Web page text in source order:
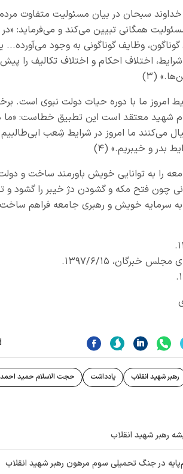
سبحان در بیان مسئولیت متفاوت
همگانی تبیین می‌کند و می‌فرماید:
وظایف گوناگونی به وجود می‌آورده... یک
اختلاف احکام و اختلاف تکالیف را
(۳)
امروز ما با دوره حیات دولت نبوی است.
شهید معتقد است این تطبیق خطاست: «ما
می‌کنند ما امروز در شرایط شِعب
بدر و خیبریم.» (۴)
را به توانایی خویش باورمند ساخت و
چون فتح مکه و گشودن دژ خیبر را گشود و
به سرمایه خویش و رهبری جامعه فراهم
رهبر شهید انقلاب یادداشت حجت الاسلام حمید
رهبر شهید انقلاب
در جنگ تحمیلی سوم مرهون رهبر شهید انقلاب